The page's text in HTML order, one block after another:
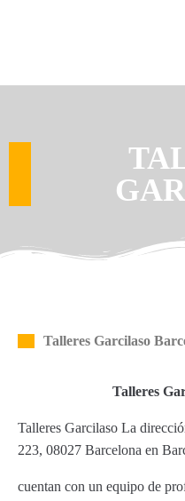
Talleres Garcilaso
Talleres
Talleres Garcilaso La
223, 08027 Barcelona en
cuentan con un equipo de